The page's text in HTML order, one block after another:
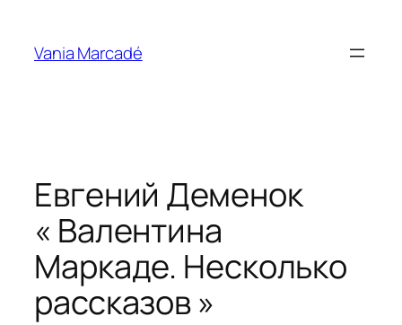
contenu
Vania Marcadé
Евгений Деменок
« Валентина
Маркаде. Несколько
рассказов »